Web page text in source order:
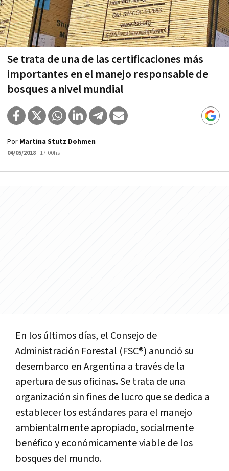
Se trata de una de las certificaciones más
importantes en el manejo responsable de
bosques a nivel mundial
Por Martina Stutz Dohmen
04/05/2018- 17:00hs
En los últimos días, el Consejo de
Administración Forestal (FSC®) anunció su
desembarco en Argentina a través de la
apertura de sus oficinas.Se trata de una
organización sin fines de lucro que se dedica a
establecer los estándares para el manejo
ambientalmente apropiado, socialmente
benéfico y económicamente viable de los
bosques del mundo.